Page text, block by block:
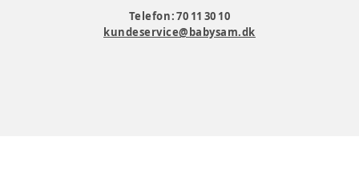
Telefon: 70 11 30 10
kundeservice@babysam.dk